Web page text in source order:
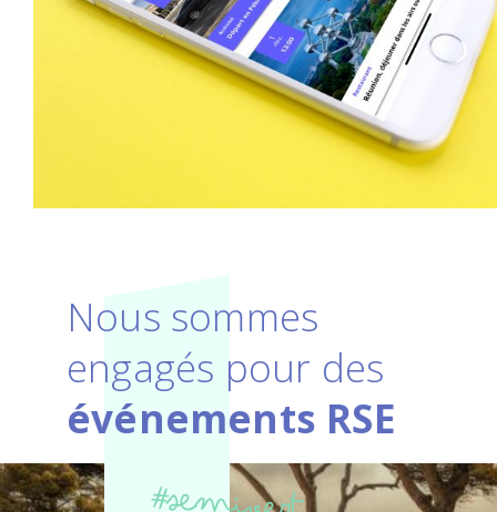
Nous sommes
engagés pour des
événements RSE